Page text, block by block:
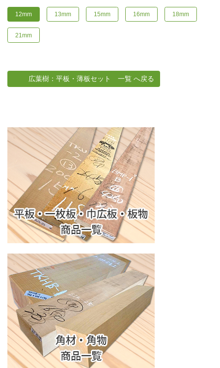
12mm 13mm 15mm 16mm 18mm
21mm
広葉樹：平板・薄板セット 一覧 へ戻る